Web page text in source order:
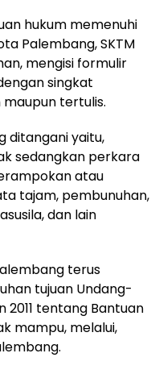
hukum memenuhi
Palembang, SKTM
mengisi formulir
singkat
tertulis.
ditangani yaitu,
sedangkan perkara
atau
tajam, pembunuhan,
dan lain
terus
tujuan Undang-
2011 tentang Bantuan
mampu, melalui,